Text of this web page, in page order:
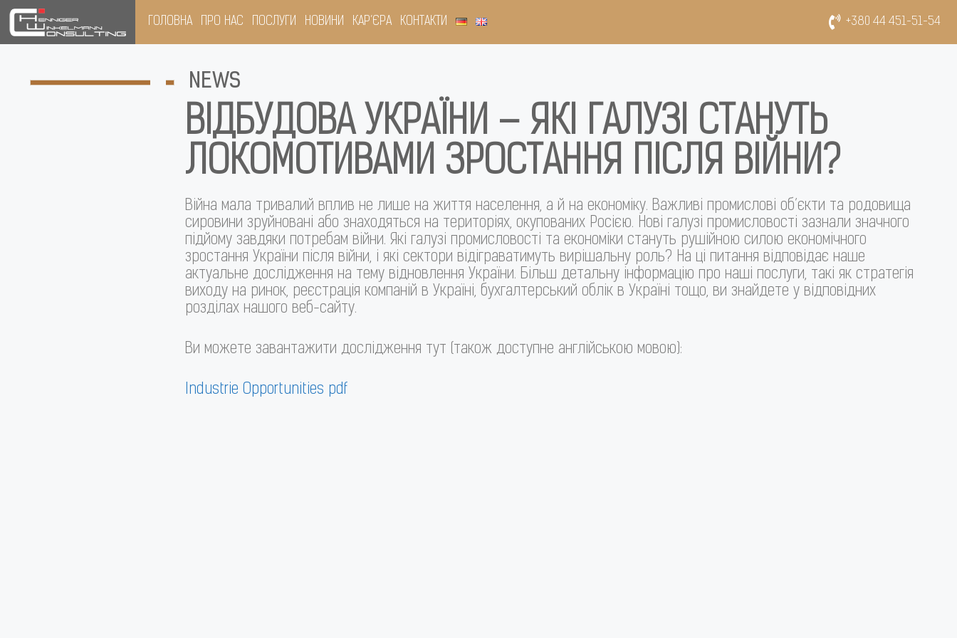
ГОЛОВНА ПРО НАС ПОСЛУГИ НОВИНИ КАР’ЄРА КОНТАКТИ +380 44 451-51-54
NEWS
ВІДБУДОВА УКРАЇНИ – ЯКІ ГАЛУЗІ СТАНУТЬ
ЛОКОМОТИВАМИ ЗРОСТАННЯ ПІСЛЯ ВІЙНИ?
Війна мала тривалий вплив не лише на життя населення, а й на економіку. Важливі промислові об’єкти та родовища
сировини зруйновані або знаходяться на територіях, окупованих Росією. Нові галузі промисловості зазнали значного
підйому завдяки потребам війни. Які галузі промисловості та економіки стануть рушійною силою економічного
зростання України після війни, і які сектори відіграватимуть вирішальну роль? На ці питання відповідає наше
актуальне дослідження на тему відновлення України. Більш детальну інформацію про наші послуги, такі як стратегія
виходу на ринок, реєстрація компаній в Україні, бухгалтерський облік в Україні тощо, ви знайдете у відповідних
розділах нашого веб-сайту.
Ви можете завантажити дослідження тут (також доступне англійською мовою):
Industrie Opportunities pdf